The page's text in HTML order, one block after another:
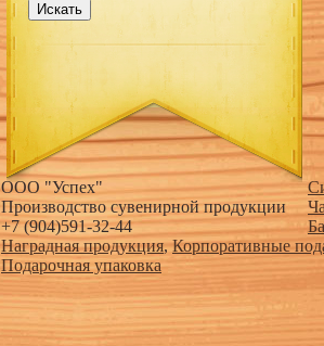
Искать
ООО "Успех"
Производство сувенирной продукции
+7 (904)591-32-44
Наградная продукция,Корпоративные
Подарочная упаковка